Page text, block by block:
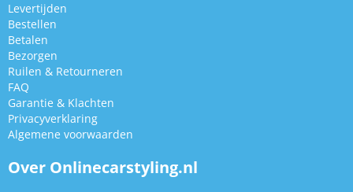
Levertijden
Bestellen
Betalen
Bezorgen
Ruilen & Retourneren
FAQ
Garantie & Klachten
Privacyverklaring
Algemene voorwaarden
Over Onlinecarstyling.nl